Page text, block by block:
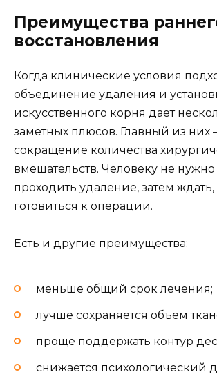
Преимущества
восстановления
Когда клинические условия
объединение удаления и
искусственного корня дает
заметных плюсов. Главный из них
сокращение количества
вмешательств. Человеку не нужно
проходить удаление, затем ждать,
готовиться к операции.
Есть и другие преимущества:
меньше общий срок лечения;
лучше сохраняется объем
проще поддержать контур
снижается психологический